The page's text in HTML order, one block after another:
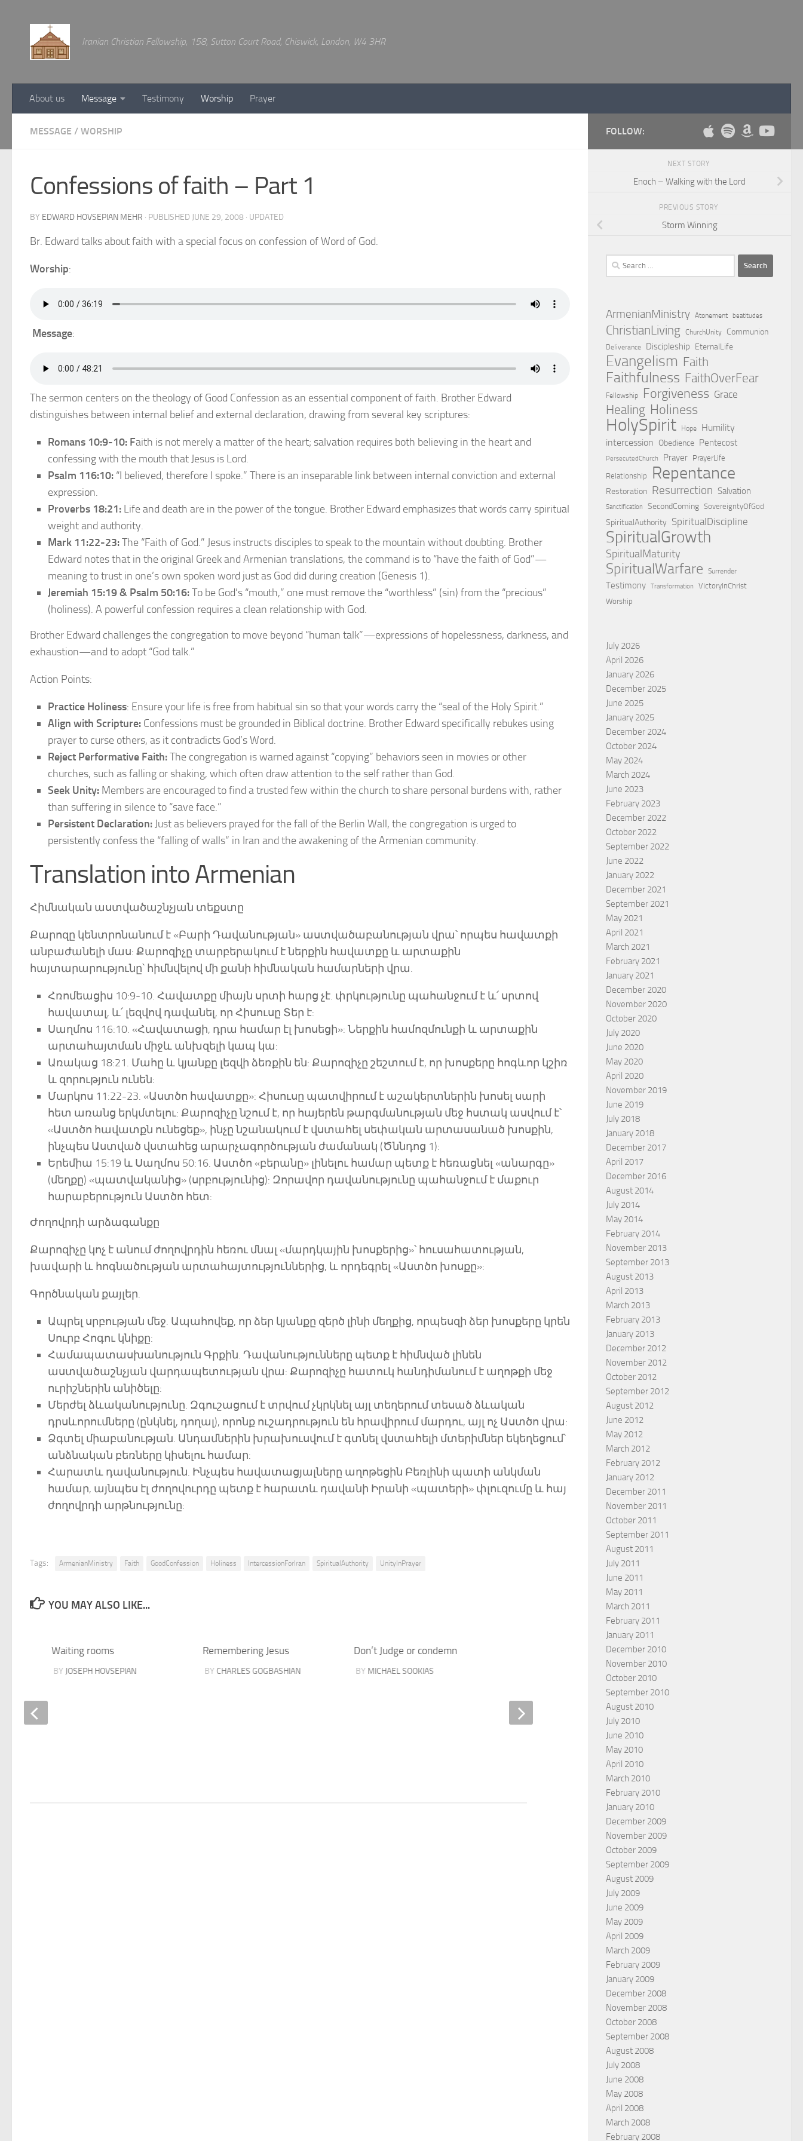
Iranian Christian Fellowship, 158, Sutton Court Road, Chiswick, London, W4 3HR
About us Message Testimony Worship Prayer
MESSAGE / WORSHIP
Confessions of faith – Part 1
BY EDWARD HOVSEPIAN MEHR · PUBLISHED JUNE 29, 2008 · UPDATED
Br. Edward talks about faith with a special focus on confession of Word of God.
Worship:
Message:
The sermon centers on the theology of Good Confession as an essential component of faith. Brother Edward
distinguishes between internal belief and external declaration, drawing from several key scriptures:
Romans 10:9-10: Faith is not merely a matter of the heart; salvation requires both believing in the heart and
confessing with the mouth that Jesus is Lord.
Psalm 116:10: “I believed, therefore I spoke.” There is an inseparable link between internal conviction and external
expression.
Proverbs 18:21: Life and death are in the power of the tongue. Brother Edward emphasizes that words carry spiritual
weight and authority.
Mark 11:22-23:The “Faith of God.” Jesus instructs disciples to speak to the mountain without doubting. Brother
Edward notes that in the original Greek and Armenian translations, the command is to “have the faith of God”—
meaning to trust in one’s own spoken word just as God did during creation (Genesis 1).
Jeremiah 15:19 & Psalm 50:16:To be God’s “mouth,” one must remove the “worthless” (sin) from the “precious”
(holiness). A powerful confession requires a clean relationship with God.
Brother Edward challenges the congregation to move beyond “human talk”—expressions of hopelessness, darkness, and
exhaustion—and to adopt “God talk.”
Action Points:
Practice Holiness: Ensure your life is free from habitual sin so that your words carry the “seal of the Holy Spirit.”
Align with Scripture: Confessions must be grounded in Biblical doctrine. Brother Edward specifically rebukes using
prayer to curse others, as it contradicts God’s Word.
Reject Performative Faith:The congregation is warned against “copying” behaviors seen in movies or other
churches, such as falling or shaking, which often draw attention to the self rather than God.
Seek Unity: Members are encouraged to find a trusted few within the church to share personal burdens with, rather
than suffering in silence to “save face.”
Persistent Declaration: Just as believers prayed for the fall of the Berlin Wall, the congregation is urged to
persistently confess the “falling of walls” in Iran and the awakening of the Armenian community.
Translation into Armenian
Հիմնական աստվածաշնչյան տեքստը
Քարոզը կենտրոնանում է «Բարի Դավանության» աստվածաբանության վրա՝ որպես հավատքի
անբաժանելի մաս: Քարոզիչը տարբերակում է ներքին հավատքը և արտաքին
հայտարարությունը՝ հիմնվելով մի քանի հիմնական համարների վրա.
Հռոմեացիս 10:9-10. Հավատքը միայն սրտի հարց չէ. փրկությունը պահանջում է և՛ սրտով
հավատալ, և՛ լեզվով դավանել, որ Հիսուսը Տեր է:
Սաղմոս 116:10. «Հավատացի, դրա համար էլ խոսեցի»: Ներքին համոզմունքի և արտաքին
արտահայտման միջև անխզելի կապ կա:
Առակաց 18:21. Մահը և կյանքը լեզվի ձեռքին են: Քարոզիչը շեշտում է, որ խոսքերը հոգևոր կշիռ
և զորություն ունեն:
Մարկոս 11:22-23. «Աստծո հավատքը»: Հիսուսը պատվիրում է աշակերտներին խոսել սարի
հետ առանց երկմտելու: Քարոզիչը նշում է, որ հայերեն թարգմանության մեջ հստակ ասվում է՝
«Աստծո հավատքն ունեցեք», ինչը նշանակում է վստահել սեփական արտասանած խոսքին,
ինչպես Աստված վստահեց արարչագործության ժամանակ (Ծննդոց 1):
Երեմիա 15:19 և Սաղմոս 50:16. Աստծո «բերանը» լինելու համար պետք է հեռացնել «անարգը»
(մեղքը) «պատվականից» (սրբությունից): Զորավոր դավանությունը պահանջում է մաքուր
հարաբերություն Աստծո հետ:
Ժողովրդի արձագանքը
Քարոզիչը կոչ է անում ժողովրդին հեռու մնալ «մարդկային խոսքերից»՝ հուսահատության,
խավարի և հոգնածության արտահայտություններից, և որդեգրել «Աստծո խոսքը»:
Գործնական քայլեր.
Ապրել սրբության մեջ. Ապահովեք, որ ձեր կյանքը զերծ լինի մեղքից, որպեսզի ձեր խոսքերը կրեն
Սուրբ Հոգու կնիքը:
Համապատասխանություն Գրքին. Դավանությունները պետք է հիմնված լինեն
աստվածաշնչյան վարդապետության վրա: Քարոզիչը հատուկ հանդիմանում է աղոթքի մեջ
ուրիշներին անիծելը:
Մերժել ձևականությունը. Զգուշացում է տրվում չկրկնել այլ տեղերում տեսած ձևական
դրսևորումները (ընկնել, դողալ), որոնք ուշադրություն են հրավիրում մարդու, այլ ոչ Աստծո վրա:
Ձգտել միաբանության. Անդամներին խրախուսվում է գտնել վստահելի մտերիմներ եկեղեցում՝
անձնական բեռները կիսելու համար:
Հարատև դավանություն. Ինչպես հավատացյալները աղոթեցին Բեռլինի պատի անկման
համար, այնպես էլ ժողովուրդը պետք է հարատև դավանի Իրանի «պատերի» փլուզումը և հայ
ժողովրդի արթնությունը:
Tags: ArmenianMinistry Faith GoodConfession Holiness IntercessionForIran SpiritualAuthority UnityInPrayer
YOU MAY ALSO LIKE...
Remembering Jesus
BY CHARLES GOGBASHIAN
Don’t Judge or condemn
BY MICHAEL SOOKIAS
Remember
Waiting rooms
BY JOSEPH HOVSEPIAN
FOLLOW:
NEXT STORY
Enoch – Walking with the Lord
PREVIOUS STORY
Storm Winning
Search
for:
ArmenianMinistry Atonement beatitudes
ChristianLiving ChurchUnity Communion
Deliverance Discipleship EternalLife
Evangelism Faith
Faithfulness FaithOverFear
Fellowship Forgiveness Grace
Healing Holiness
HolySpirit Hope
Humility
intercession Obedience Pentecost
PersecutedChurch Prayer PrayerLife
Relationship
Repentance
Restoration Resurrection Salvation
Sanctification SecondComing SovereigntyOfGod
SpiritualAuthority SpiritualDiscipline
SpiritualGrowth
SpiritualMaturity
SpiritualWarfare Surrender
Testimony Transformation
VictoryInChrist
Worship
July 2026
April 2026
January 2026
December 2025
June 2025
January 2025
December 2024
October 2024
May 2024
March 2024
June 2023
February 2023
December 2022
October 2022
September 2022
June 2022
January 2022
December 2021
September 2021
May 2021
April 2021
March 2021
February 2021
January 2021
December 2020
November 2020
October 2020
July 2020
June 2020
May 2020
April 2020
November 2019
June 2019
July 2018
January 2018
December 2017
April 2017
December 2016
August 2014
July 2014
May 2014
February 2014
November 2013
September 2013
August 2013
April 2013
March 2013
February 2013
January 2013
December 2012
November 2012
October 2012
September 2012
August 2012
June 2012
May 2012
March 2012
February 2012
January 2012
December 2011
November 2011
October 2011
September 2011
August 2011
July 2011
June 2011
May 2011
March 2011
February 2011
January 2011
December 2010
November 2010
October 2010
September 2010
August 2010
July 2010
June 2010
May 2010
April 2010
March 2010
February 2010
January 2010
December 2009
November 2009
October 2009
September 2009
August 2009
July 2009
June 2009
May 2009
April 2009
March 2009
February 2009
January 2009
December 2008
November 2008
October 2008
September 2008
August 2008
July 2008
June 2008
May 2008
April 2008
March 2008
February 2008